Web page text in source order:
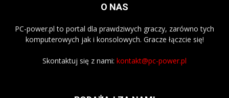
O NAS
PC-power.pl to portal dla prawdziwych graczy, zarówno tych
komputerowych jak i konsolowych. Gracze łączcie się!
Skontaktuj się z nami: kontakt@pc-power.pl